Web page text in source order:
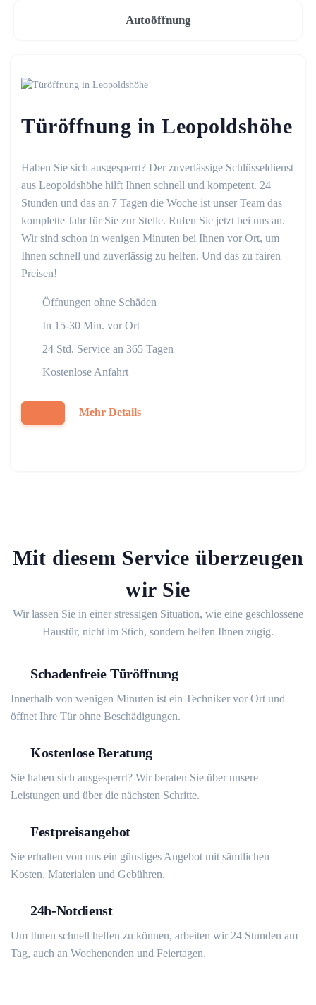
Autoöffnung
Türöffnung in Leopoldshöhe
Haben Sie sich ausgesperrt? Der zuverlässige Schlüsseldienst
aus Leopoldshöhe hilft Ihnen schnell und kompetent. 24
Stunden und das an 7 Tagen die Woche ist unser Team das
komplette Jahr für Sie zur Stelle. Rufen Sie jetzt bei uns an.
Wir sind schon in wenigen Minuten bei Ihnen vor Ort, um
Ihnen schnell und zuverlässig zu helfen. Und das zu fairen
Preisen!
Öffnungen ohne Schäden
In 15-30 Min. vor Ort
24 Std. Service an 365 Tagen
Kostenlose Anfahrt
Mehr Details
Mit diesem Service überzeugen
wir Sie
Wir lassen Sie in einer stressigen Situation, wie eine geschlossene
Haustür, nicht im Stich, sondern helfen Ihnen zügig.
Schadenfreie Türöffnung
Innerhalb von wenigen Minuten ist ein Techniker vor Ort und
öffnet Ihre Tür ohne Beschädigungen.
Kostenlose Beratung
Sie haben sich ausgesperrt? Wir beraten Sie über unsere
Leistungen und über die nächsten Schritte.
Festpreisangebot
Sie erhalten von uns ein günstiges Angebot mit sämtlichen
Kosten, Materialen und Gebühren.
24h-Notdienst
Um Ihnen schnell helfen zu können, arbeiten wir 24 Stunden am
Tag, auch an Wochenenden und Feiertagen.